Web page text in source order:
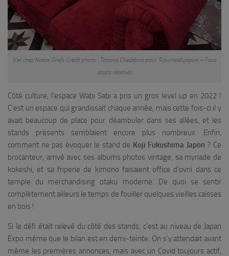
Veil chez Noeve Grafx Crédit photo : Tatiana Chedebois pour ©journaldujapon – Tous
droits réservés
Côté culture, l’espace Wabi Sabi a pris un gros level up en 2022 !
C’est un espace qui grandissait chaque année, mais cette fois-ci il y
avait beaucoup de place pour déambuler dans ses allées, et les
stands présents semblaient encore plus nombreux. Enfin,
comment ne pas évoquer le stand de Koji Fukushima Japon ? Ce
brocanteur, arrivé avec ses albums photos vintage, sa myriade de
kokeshi, et sa friperie de kimono faisaient office d’ovni dans ce
temple du merchandising otaku moderne. De quoi se sentir
complètement ailleurs le temps de fouiller quelques vieilles caisses
en bois !
Si le défi était relevé du côté des stands, c’est au niveau de Japan
Expo même que le bilan est en demi-teinte. On s’y attendait avant
même les premières annonces, mais avec un Covid toujours actif,